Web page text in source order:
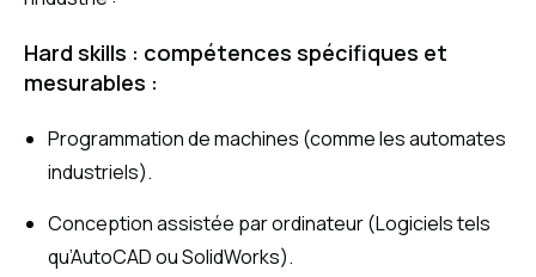
Hard skills : compétences spécifiques et
mesurables :
Programmation de machines (comme les automates
industriels).
Conception assistée par ordinateur (Logiciels tels
qu’AutoCAD ou SolidWorks).